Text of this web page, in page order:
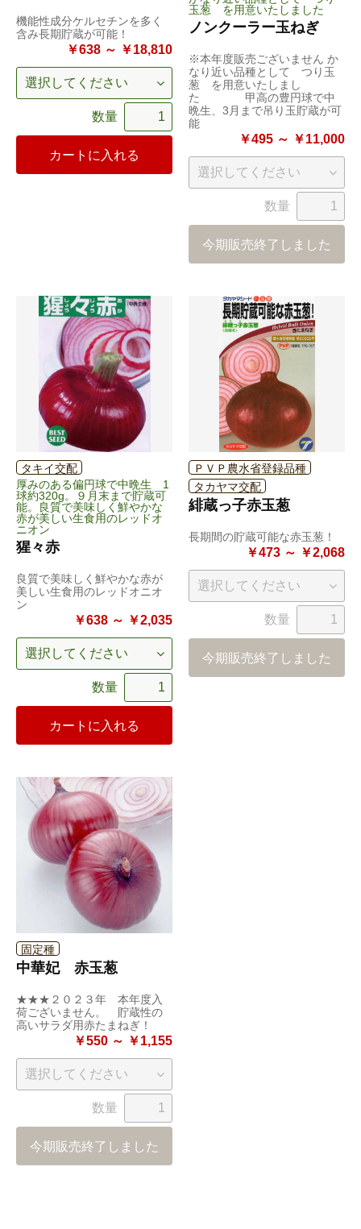
機能性成分ケルセチンを多く
含み長期貯蔵が可能！
￥638 ～ ￥18,810
数量
カートに入れる
玉葱 を用意いたしました
ノンクーラー玉ねぎ
※本年度販売ございません か
なり近い品種として つり玉
葱 を用意いたしまし
た 甲高の豊円球で中
晩生、3月まで吊り玉貯蔵が可
能
￥495 ～ ￥11,000
数量
今期販売終了しました
タキイ交配
厚みのある偏円球で中晩生 1
球約320g。９月末まで貯蔵可
能。良質で美味しく鮮やかな
赤が美しい生食用のレッドオ
ニオン
猩々赤
良質で美味しく鮮やかな赤が
美しい生食用のレッドオニオ
ン
￥638 ～ ￥2,035
数量
カートに入れる
ＰＶＰ農水省登録品種
タカヤマ交配
緋蔵っ子赤玉葱
長期間の貯蔵可能な赤玉葱！
￥473 ～ ￥2,068
数量
今期販売終了しました
固定種
中華妃 赤玉葱
★★★２０２３年 本年度入
荷ございません。 貯蔵性の
高いサラダ用赤たまねぎ！
￥550 ～ ￥1,155
数量
今期販売終了しました